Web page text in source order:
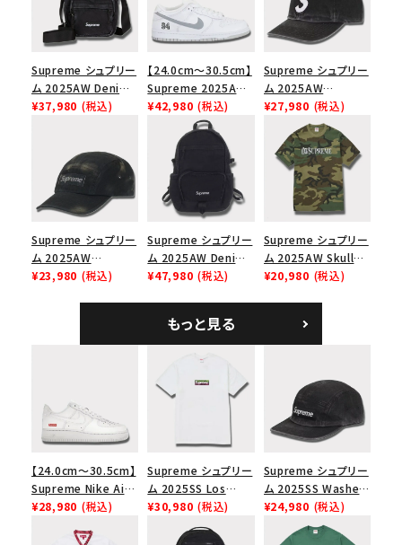
Supreme シュプリー
ム 2025AW Denim
Shoulder Bag デニ
¥37,980 (税込)
【24.0cm～30.5cm】
Supreme 2025AW
Nike SB Dunk Low
ナイキ SB ダンク ロ
ー スニーカー ホワイ
¥42,980 (税込)
Supreme シュプリー
ム 2025AW
Pigment Coated
2-Tone S Logo 6-
Panel Cap ピグメン
トコーテッド 2トーン
エスロゴ 6パネルキャ
ップ ブラック
¥27,980 (税込)
Supreme シュプリー
ム 2025AW
Overdyed Camp
¥23,980 (税込)
Supreme シュプリー
ム 2025AW Denim
Backpack デニム バ
¥47,980 (税込)
Supreme シュプリー
ム 2025AW Skull
Tee スカル Tシャ
¥20,980 (税込)
もっと見る
【24.0cm～30.5cm】
Supreme Nike Air
Force 1 Low シュプ
ース１スニーカー シ
¥28,980 (税込)
Supreme シュプリー
ム 2025SS Los
Angeles Fire Relief
Box Logo Tee ファ
イヤーリリーフボック
¥30,980 (税込)
Supreme シュプリー
ム 2025SS Washed
Chino Twill Camp
Cap ウォッシュチノツ
イルキャンプキャップ
¥24,980 (税込)